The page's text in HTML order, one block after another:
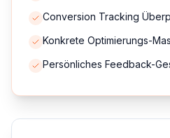
Conversion Tracking
Konkrete Optimierungs-
Persönliches Feedback-